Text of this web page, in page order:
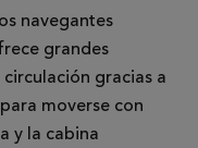
navegantes
grandes
gracias a
moverse con
y la cabina